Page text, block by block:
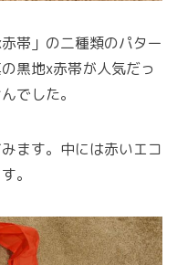
帯」の二種類のパター
黒地x赤帯が人気だっ
でした。
ます。中には赤いエコ
。